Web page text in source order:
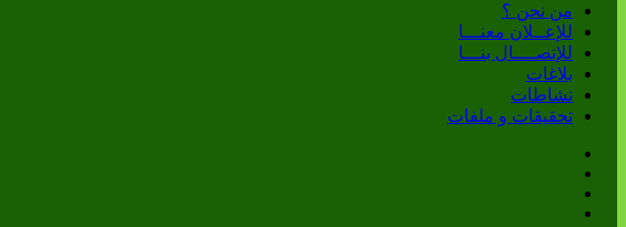
من نحن ؟
للإعــلان معنـــا
للإتصــــال بنـــا
بلاغات
نشاطات
تحقيقات و ملفات